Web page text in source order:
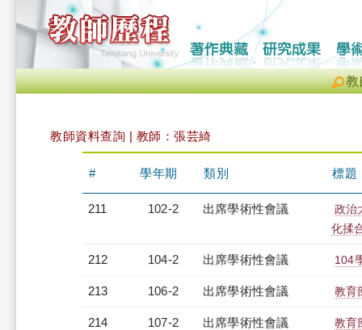
教
教師資料查詢 | 教師：張芸綺
# 學年期 類別 標題
211 102-2 出席學術性會議
政治
化揉
212 104-2 出席學術性會議 104
213 106-2 出席學術性會議 教育
214 107-2 出席學術性會議 教育